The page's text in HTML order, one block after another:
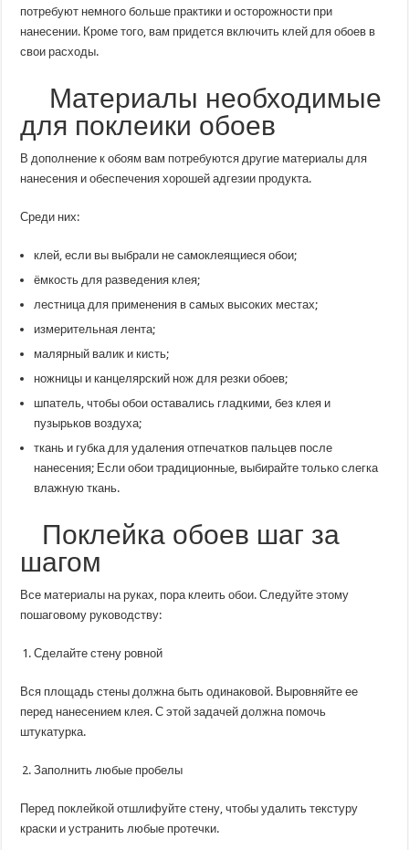
потребуют немного больше практики и осторожности при
нанесении. Кроме того, вам придется включить клей для обоев в
свои расходы.
Материалы необходимые
для поклеики обоев
В дополнение к обоям вам потребуются другие материалы для
нанесения и обеспечения хорошей адгезии продукта.
Среди них:
клей, если вы выбрали не самоклеящиеся обои;
ёмкость для разведения клея;
лестница для применения в самых высоких местах;
измерительная лента;
малярный валик и кисть;
ножницы и канцелярский нож для резки обоев;
шпатель, чтобы обои оставались гладкими, без клея и
пузырьков воздуха;
ткань и губка для удаления отпечатков пальцев после
нанесения; Если обои традиционные, выбирайте только слегка
влажную ткань.
Поклейка обоев шаг за
шагом
Все материалы на руках, пора клеить обои. Следуйте этому
пошаговому руководству:
Сделайте стену ровной
Вся площадь стены должна быть одинаковой. Выровняйте ее
перед нанесением клея. С этой задачей должна помочь
штукатурка.
Заполнить любые пробелы
Перед поклейкой отшлифуйте стену, чтобы удалить текстуру
краски и устранить любые протечки.